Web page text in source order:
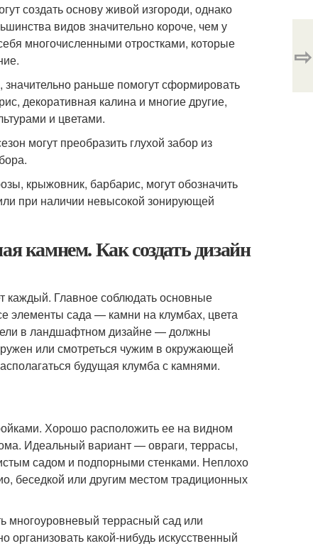
создать основу живой изгороди, однако
видов значительно короче, чем у
многочисленными отростками, которые
раньше помогут сформировать
декоративная калина и многие другие,
и цветами.
могут преобразить глухой забор из
крыжовник, барбарис, могут обозначить
при наличии невысокой зонирующей
камнем. Как создать дизайн
каждый. Главное соблюдать основные
элементы сада — камни на клумбах, цвета
в ландшафтном дизайне — должны
или смотреться чужим в окружающей
будущая клумба с камнями.
Хорошо расположить ее на видном
Идеальный вариант — овраги, террасы,
садом и подпорными стенками. Неплохо
беседкой или другим местом традиционных
многоуровневый террасный сад или
какой-нибудь искусственный
⇨